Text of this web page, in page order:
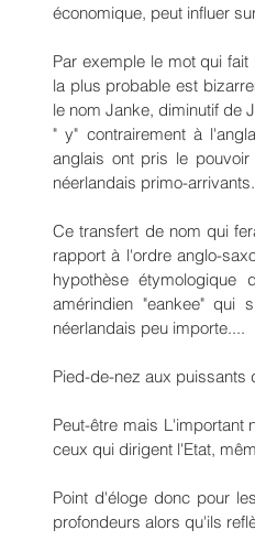
économique, peut influer
Par exemple le mot qui fait
la plus probable est
le nom Janke, diminutif de
" y" contrairement à
anglais ont pris le
néerlandais primo-arrivants.
Ce transfert de nom qui
rapport à l'ordre anglo-
hypothèse
amérindien "eankee" qui
néerlandais peu importe....
Pied-de-nez aux puissants
Peut-être mais
ceux qui dirigent l'Etat,
Point d'éloge donc pour
profondeurs alors qu'ils